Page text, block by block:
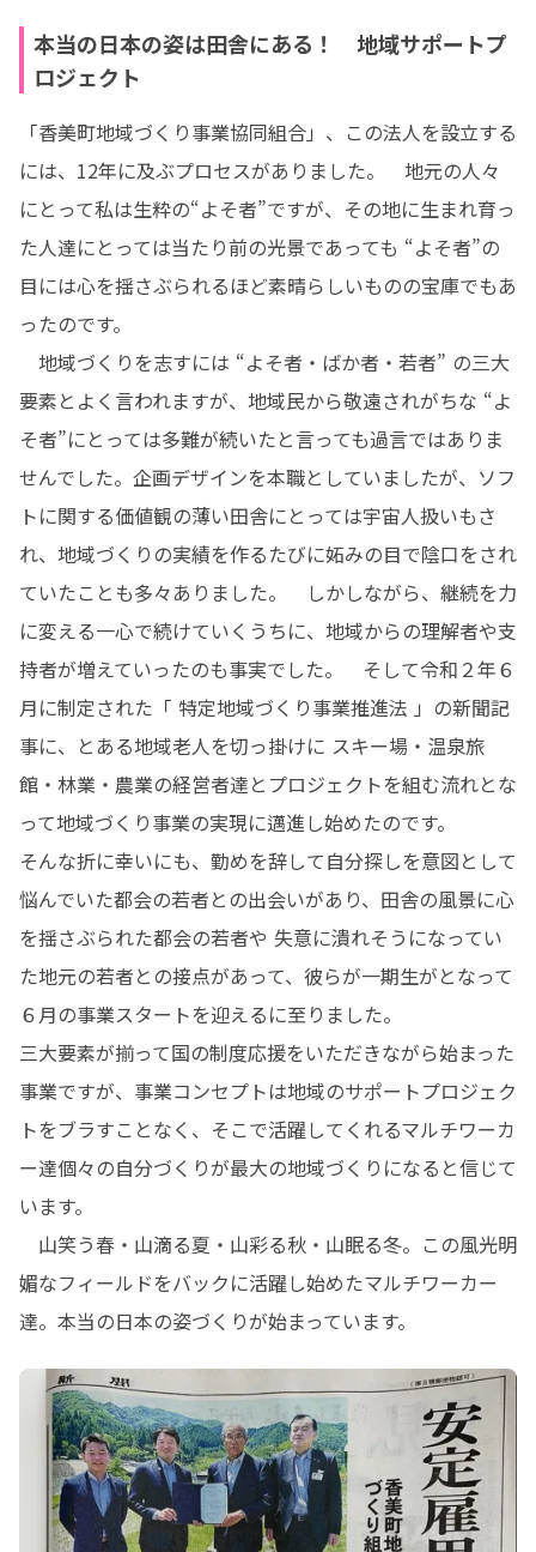
本当の日本の姿は田舎にある！ 地域サポートプ
ロジェクト
「香美町地域づくり事業協同組合」、この法人を設立する
には、12年に及ぶプロセスがありました。　地元の人々
にとって私は生粋の“よそ者”ですが、その地に生まれ育っ
た人達にとっては当たり前の光景であっても “よそ者”の
目には心を揺さぶられるほど素晴らしいものの宝庫でもあ
ったのです。
地域づくりを志すには “よそ者・ばか者・若者” の三大
要素とよく言われますが、地域民から敬遠されがちな “よ
そ者”にとっては多難が続いたと言っても過言ではありま
せんでした。企画デザインを本職としていましたが、ソフ
トに関する価値観の薄い田舎にとっては宇宙人扱いもさ
れ、地域づくりの実績を作るたびに妬みの目で陰口をされ
ていたことも多々ありました。　しかしながら、継続を力
に変える一心で続けていくうちに、地域からの理解者や支
持者が増えていったのも事実でした。　そして令和２年６
月に制定された「 特定地域づくり事業推進法 」の新聞記
事に、とある地域老人を切っ掛けに スキー場・温泉旅
館・林業・農業の経営者達とプロジェクトを組む流れとな
って地域づくり事業の実現に邁進し始めたのです。
そんな折に幸いにも、勤めを辞して自分探しを意図として
悩んでいた都会の若者との出会いがあり、田舎の風景に心
を揺さぶられた都会の若者や 失意に潰れそうになってい
た地元の若者との接点があって、彼らが一期生がとなって
６月の事業スタートを迎えるに至りました。
三大要素が揃って国の制度応援をいただきながら始まった
事業ですが、事業コンセプトは地域のサポートプロジェク
トをブラすことなく、そこで活躍してくれるマルチワーカ
ー達個々の自分づくりが最大の地域づくりになると信じて
います。
山笑う春・山滴る夏・山彩る秋・山眠る冬。この風光明
媚なフィールドをバックに活躍し始めたマルチワーカー
達。本当の日本の姿づくりが始まっています。